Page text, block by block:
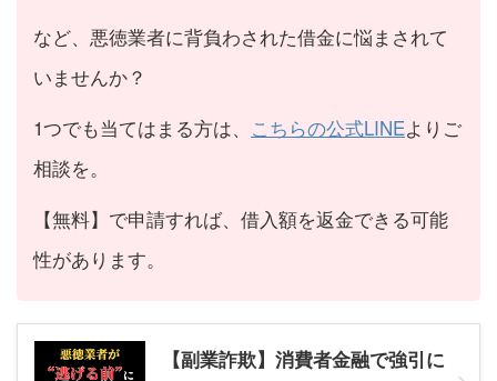
など、悪徳業者に背負わされた借金に悩まされて
いませんか？
1つでも当てはまる方は、 こちらの公式LINEよりご
相談を。
【無料】で申請すれば、借入額を返金できる可能
性があります。
【副業詐欺】消費者金融で強引に